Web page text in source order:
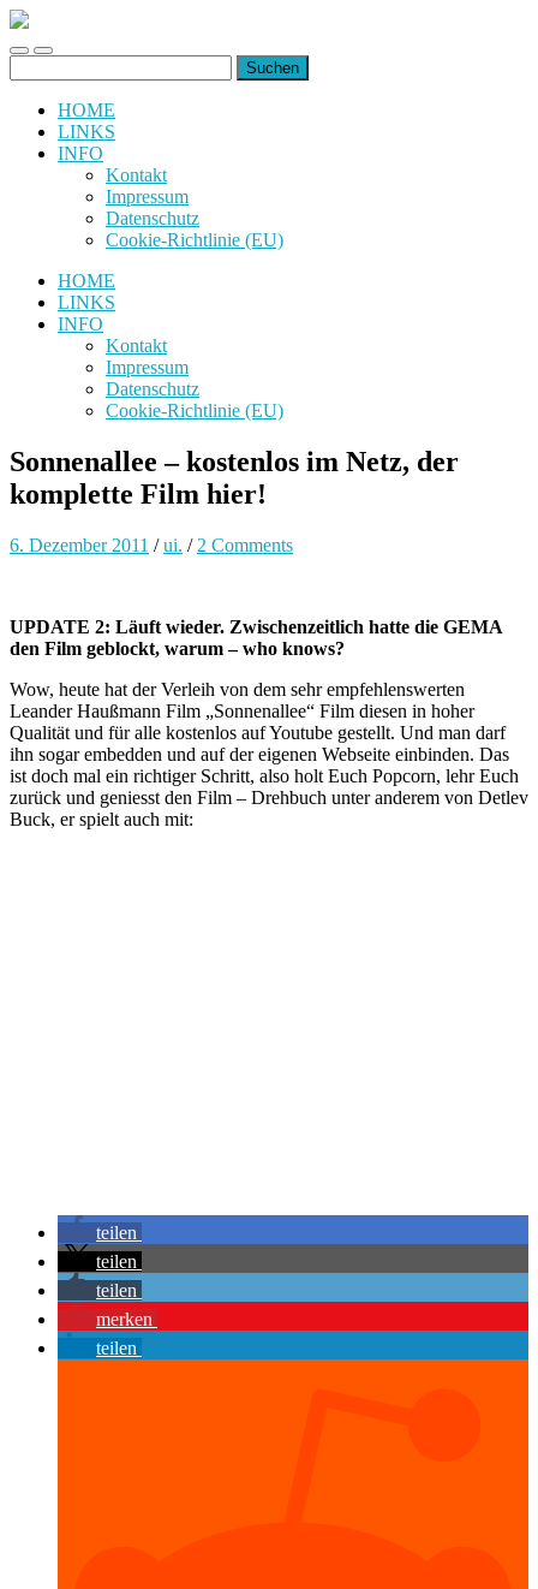
uiuiuiuiuiuiui.de
Toggle
mobile
Toggle
search
nach:
HOME
LINKS
INFO
Kontakt
Impressum
Datenschutz
Cookie-Richtlinie (EU)
HOME
LINKS
INFO
Kontakt
Impressum
Datenschutz
Cookie-Richtlinie (EU)
Sonnenallee – kostenlos im Netz, der
komplette Film hier!
6. Dezember 2011 /ui. / 2 Comments
UPDATE 2: Läuft wieder. Zwischenzeitlich hatte die GEMA
den Film geblockt, warum – who knows?
Wow, heute hat der Verleih von dem sehr empfehlenswerten
Leander Haußmann Film „Sonnenallee“ Film diesen in hoher
Qualität und für alle kostenlos auf Youtube gestellt. Und man darf
ihn sogar embedden und auf der eigenen Webseite einbinden. Das
ist doch mal ein richtiger Schritt, also holt Euch Popcorn, lehr Euch
zurück und geniesst den Film – Drehbuch unter anderem von Detlev
Buck, er spielt auch mit:
teilen
teilen
teilen
merken
teilen